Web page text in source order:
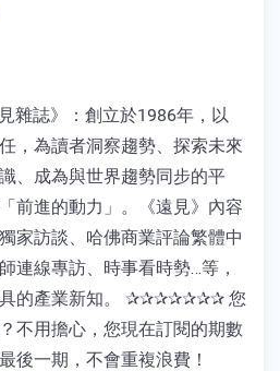
誌》：創立於1986年，以
，為讀者洞察趨勢、探索未來
、成為與世界趨勢同步的平
前進的動力」。《遠見》內容
家訪談、哈佛商業評論繁體中
連線專訪、時事看時勢…等，
具的產業新知。 ✰✰✰✰✰✰✰ 您
不用擔心，您現在訂閱的期數
後一期，不會重複浪費！